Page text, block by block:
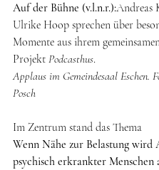
Auf der Bühne (v.l.n.r.):Andreas
Ulrike Hoop sprechen über
Momente aus ihrem
Projekt Podcasthus.
Applaus im Gemeindesaal Eschen.
Posch
Im Zentrum stand das Thema
Wenn Nähe zur Belastung wird
psychisch erkrankter